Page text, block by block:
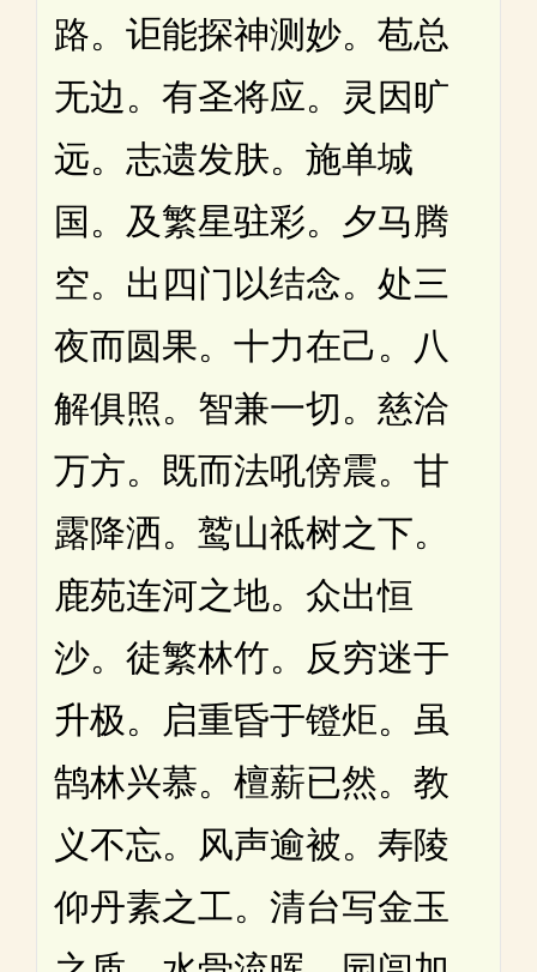
路。讵能探神测妙。苞总
无边。有圣将应。灵因旷
远。志遗发肤。施单城
国。及繁星驻彩。夕马腾
空。出四门以结念。处三
夜而圆果。十力在己。八
解俱照。智兼一切。慈洽
万方。既而法吼傍震。甘
露降洒。鹫山祗树之下。
鹿苑连河之地。众出恒
沙。徒繁林竹。反穷迷于
升极。启重昏于镫炬。虽
鹄林兴慕。檀薪已然。教
义不忘。风声逾被。寿陵
仰丹素之工。清台写金玉